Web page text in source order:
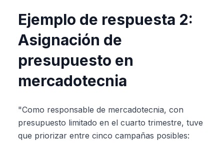
Ejemplo de respuesta 2:
Asignación de
presupuesto en
mercadotecnia
"Como responsable de mercadotecnia, con
presupuesto limitado en el cuarto trimestre, tuve
que priorizar entre cinco campañas posibles: